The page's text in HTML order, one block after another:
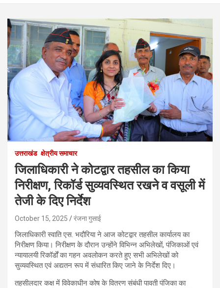
उत्तराखंड क्षेत्रीय समाचार
जिलाधिकारी ने कोटद्वार तहसील का किया
निरीक्षण, रिकॉर्ड सुव्यवस्थित रखने व वसूली में
तेजी के दिए निर्देश
October 15, 2025 रंजना गुसाई
जिलाधिकारी स्वाति एस. भदौरिया ने आज कोटद्वार तहसील कार्यालय का
निरीक्षण किया। निरीक्षण के दौरान उन्होंने विभिन्न अभिलेखों, पंजिकाओं एवं
न्यायालयी रिकॉर्डों का गहन अवलोकन करते हुए सभी अभिलेखों को
सुव्यवस्थित एवं अद्यतन रूप में संधारित किए जाने के निर्देश दिए।
तहसीलदार कक्ष में विवेकाधीन कोष के वितरण संबंधी पावती पंजिका का